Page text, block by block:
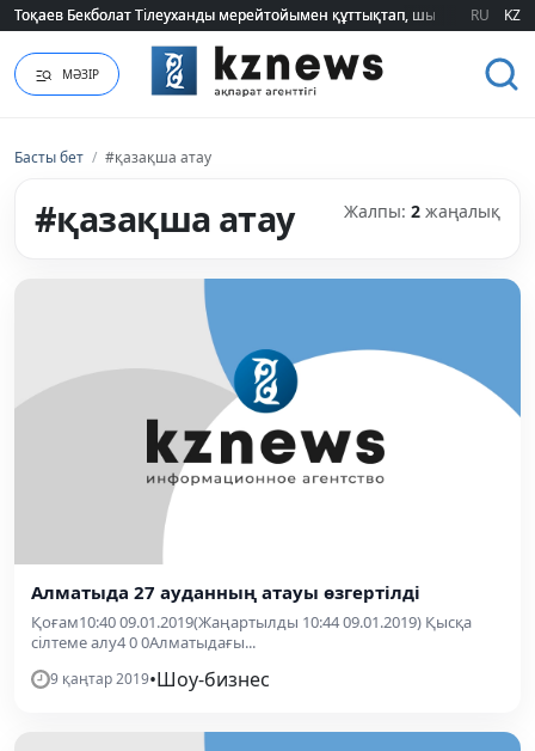
Тоқаев Бекболат Тілеуханды мерейтойымен құттықтап, шығармашылық
Тоқаев Бекболат Тілеуханды мерейтойымен құттықтап, шығармашылық
RU KZ
МӘЗІР
Басты бет / #қазақша атау
#қазақша атау Жалпы: 2 жаңалық
Алматыда 27 ауданның атауы өзгертілді
Қоғам10:40 09.01.2019(Жаңартылды 10:44 09.01.2019) Қысқа
сілтеме алу4 0 0Алматыдағы...
9 қаңтар 2019•Шоу-бизнес